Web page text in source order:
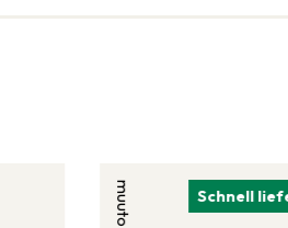
Schnell
muuto